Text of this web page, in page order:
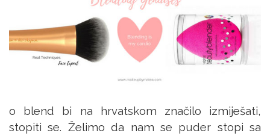
o blend bi na hrvatskom značilo izmiješati,
stopiti se. Želimo da nam se puder stopi sa